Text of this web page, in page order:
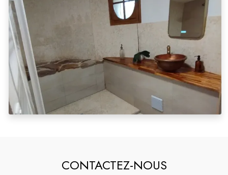
CONTACTEZ-NOUS